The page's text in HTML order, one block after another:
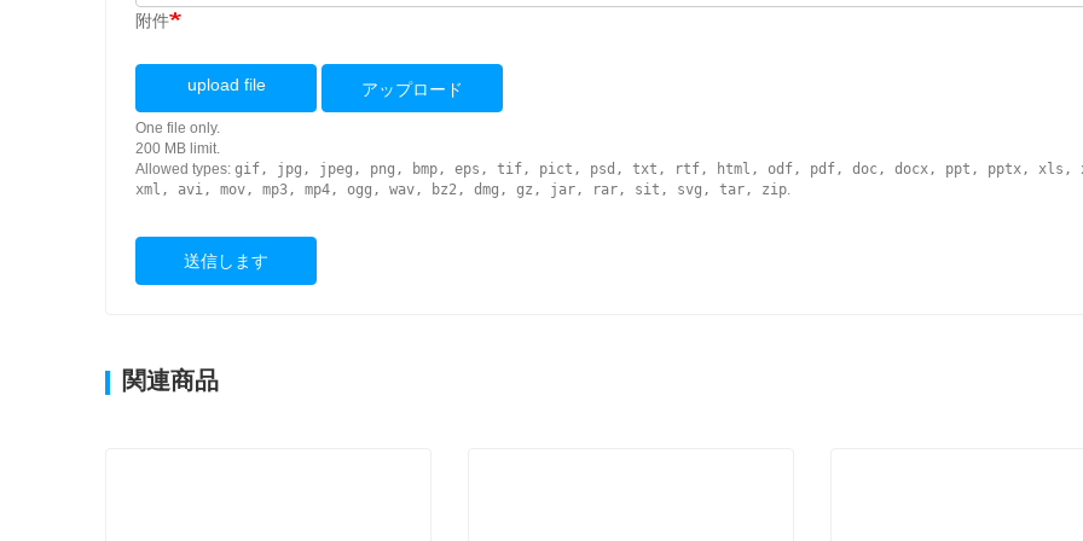
附件
upload file アップロード
One file only.
200 MB limit.
Allowed types: gif, jpg, jpeg, png, bmp, eps, tif, pict, psd, txt, rtf, html, odf, pdf, doc, docx, ppt, pptx, xls,
xml, avi, mov, mp3, mp4, ogg, wav, bz2, dmg, gz, jar, rar, sit, svg, tar, zip.
送信します
関連商品